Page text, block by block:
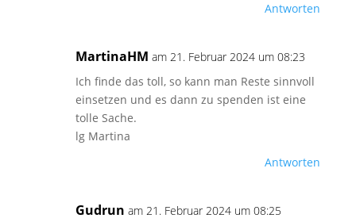
Antworten
MartinaHM am 21. Februar 2024 um 08:23
Ich finde das toll, so kann man Reste sinnvoll
einsetzen und es dann zu spenden ist eine
tolle Sache.
lg Martina
Antworten
Gudrun am 21. Februar 2024 um 08:25